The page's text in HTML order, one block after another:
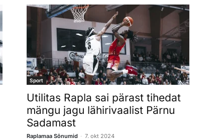
Sport
Utilitas Rapla sai pärast tihedat
mängu jagu lähirivaalist Pärnu
Sadamast
Raplamaa Sõnumid - 7. okt 2024